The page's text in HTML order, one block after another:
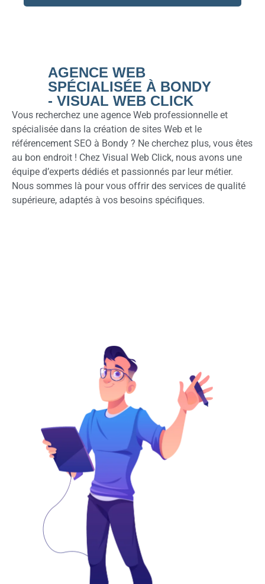
AGENCE WEB
SPÉCIALISÉE À BONDY
- VISUAL WEB CLICK
Vous recherchez une agence Web professionnelle et
spécialisée dans la création de sites Web et le
référencement SEO à Bondy ? Ne cherchez plus, vous êtes
au bon endroit ! Chez Visual Web Click, nous avons une
équipe d’experts dédiés et passionnés par leur métier.
Nous sommes là pour vous offrir des services de qualité
supérieure, adaptés à vos besoins spécifiques.